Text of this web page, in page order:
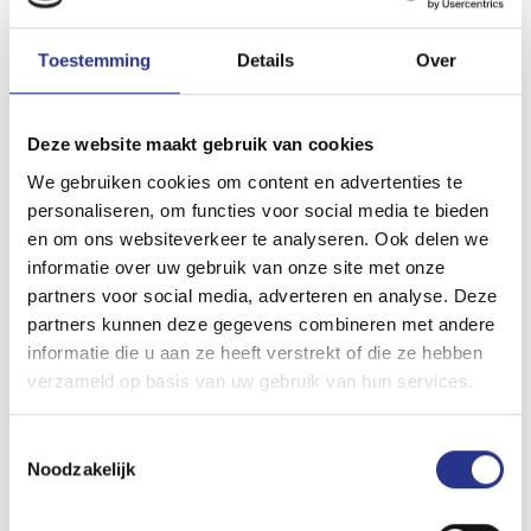
Toestemming Details Over
Deze website maakt gebruik van cookies
We gebruiken cookies om content en advertenties te
personaliseren, om functies voor social media te bieden
en om ons websiteverkeer te analyseren. Ook delen we
informatie over uw gebruik van onze site met onze
partners voor social media, adverteren en analyse. Deze
partners kunnen deze gegevens combineren met andere
informatie die u aan ze heeft verstrekt of die ze hebben
verzameld op basis van uw gebruik van hun services.
Noodzakelijk
de stadgrenzen komt is zelfs 270 kilometer mogelijk
volgens Renault.
Net als de Zoe kan de Twingo tot 22 kW AC-laden. Met dit
geladen. Snelladen – ofwel DC-laden kan hij niet – maar
omdat hij al relatief snel kan AC-laden en het accupakket
niet gigantisch is, heb je daar in principe voldoende aan.
Voorverwarmen
Op het infotainmentsysteem draait het Easy Link-systeem